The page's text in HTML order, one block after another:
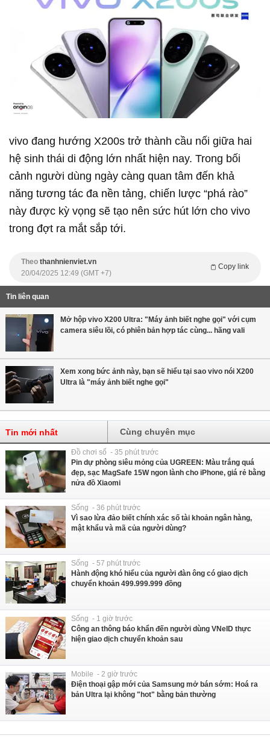
vivo đang hướng X200s trở thành cầu nối giữa hai
hệ sinh thái di động lớn nhất hiện nay. Trong bối
cảnh người dùng ngày càng quan tâm đến khả
năng tương tác đa nền tảng, chiến lược “phá rào”
này được kỳ vọng sẽ tạo nên sức hút lớn cho vivo
trong đợt ra mắt sắp tới.
Theo thanhnienviet.vn
Copy link
20/04/2025 12:49 (GMT +7)
Tin liên quan
Mở hộp vivo X200 Ultra: "Máy ảnh biết nghe gọi" với cụm
camera siêu lồi, có phiên bản hợp tác cùng... hãng vali
Xem xong bức ảnh này, bạn sẽ hiểu tại sao vivo nói X200
Ultra là "máy ảnh biết nghe gọi"
Tin mới nhất Cùng chuyên mục
Đồ chơi số - 35 phút trước
Pin dự phòng siêu mỏng của UGREEN: Màu trắng quá
đẹp, sạc MagSafe 15W ngon lành cho iPhone, giá rẻ bằng
nửa đồ Xiaomi
Sống - 36 phút trước
Vì sao lừa đảo biết chính xác số tài khoản ngân hàng,
mật khẩu và mã của người dùng?
Sống - 57 phút trước
Hành động khó hiểu của người đàn ông có giao dịch
chuyển khoản 499.999.999 đồng
Sống - 1 giờ trước
Công an thông báo khẩn đến người dùng VNeID thực
hiện giao dịch chuyển khoản sau
Mobile - 2 giờ trước
Điện thoại gập mới của Samsung mở bán sớm: Hoá ra
bản Ultra lại không "hot" bằng bản thường